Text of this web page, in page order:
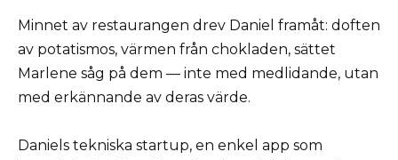
Minnet av restaurangen drev Daniel framåt: doften
av potatismos, värmen från chokladen, sättet
Marlene såg på dem — inte med medlidande, utan
med erkännande av deras värde.
Daniels tekniska startup, en enkel app som